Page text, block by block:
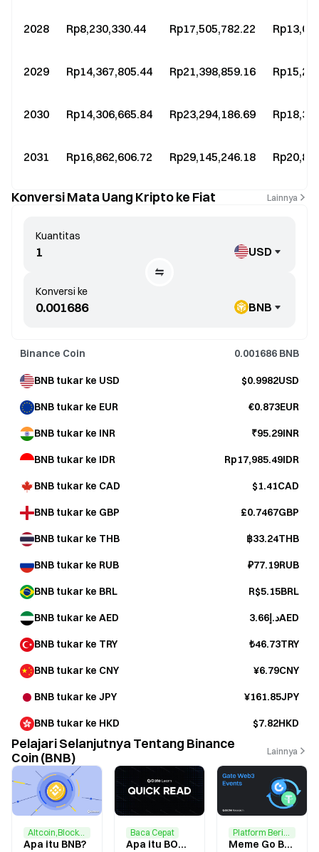
2028 Rp8,230,330.44 Rp17,505,782.22
2029 Rp14,367,805.44 Rp21,398,859.16
2030 Rp14,306,665.84 Rp23,294,186.69
2031 Rp16,862,606.72 Rp29,145,246.18
Konversi Mata Uang Kripto ke Fiat Lainnya
Konversi ke
BNB
Kuantitas
USD
Binance Coin 0.001686 BNB
BNB tukar ke USD $0.9982USD
BNB tukar ke EUR €0.873EUR
BNB tukar ke INR ₹95.29INR
BNB tukar ke IDR Rp17,985.49IDR
BNB tukar ke CAD $1.41CAD
BNB tukar ke GBP £0.7467GBP
BNB tukar ke THB ฿33.24THB
BNB tukar ke RUB ₽77.19RUB
BNB tukar ke BRL R$5.15BRL
BNB tukar ke AED د.إ3.66AED
BNB tukar ke TRY ₺46.73TRY
BNB tukar ke CNY ¥6.79CNY
BNB tukar ke JPY ¥161.85JPY
BNB tukar ke HKD $7.82HKD
Pelajari Selanjutnya Tentang Binance
Coin (BNB)
Lainnya
Altcoin,Blockchain
Apa itu BNB?
Baca Cepat
Apa itu BOB (Build On BNB)
Platform Berita
Meme Go BNB Chain Gold Rush Month: Transaksikan 10 USDT untuk Mendapatkan Bagian dari 30 BNB